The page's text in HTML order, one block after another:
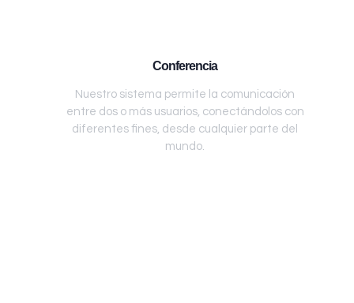
Conferencia
Nuestro sistema permite la comunicación
entre dos o más usuarios, conectándolos con
diferentes fines, desde cualquier parte del
mundo.